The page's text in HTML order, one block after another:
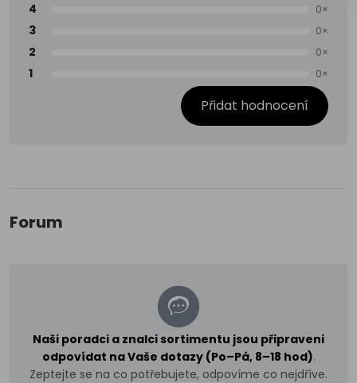
4 0×
3 0×
2 0×
1 0×
Přidat hodnocení
Forum
Naši poradci a znalci sortimentu jsou připraveni
odpovídat na Vaše dotazy (Po–Pá, 8–18 hod).
Zeptejte se na co potřebujete, odpovíme co nejdříve.